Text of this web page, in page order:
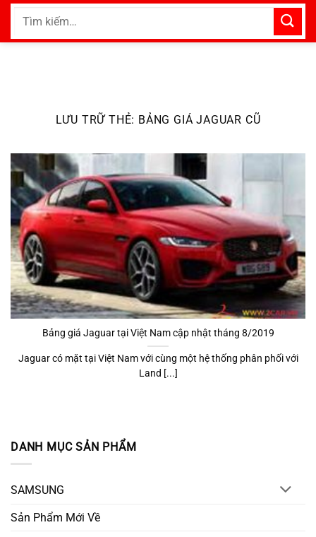
Bỏ
nội
Tìm
LƯU TRỮ THẺ: BẢNG GIÁ JAGUAR CŨ
DANH MỤC SẢN PHẨM
SAMSUNG
Sản Phẩm Mới Về
Bảng giá Jaguar tại Việt Nam cập nhật tháng 8/2019
Jaguar có mặt tại Việt Nam với cùng một hệ thống phân phối với
Land [...]